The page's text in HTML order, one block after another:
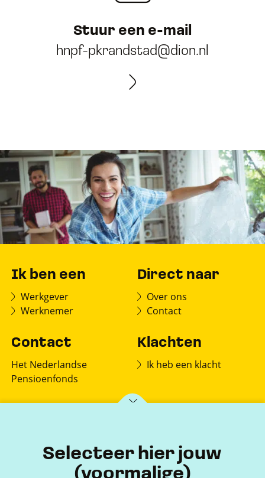
Selecteer hier jouw
Stuur een e-mail
hnpf-pkrandstad@dion.nl
Ik ben een
Werkgever
Werknemer
Direct naar
Over ons
Contact
Contact
Het Nederlandse
Pensioenfonds
Klachten
Ik heb een klacht